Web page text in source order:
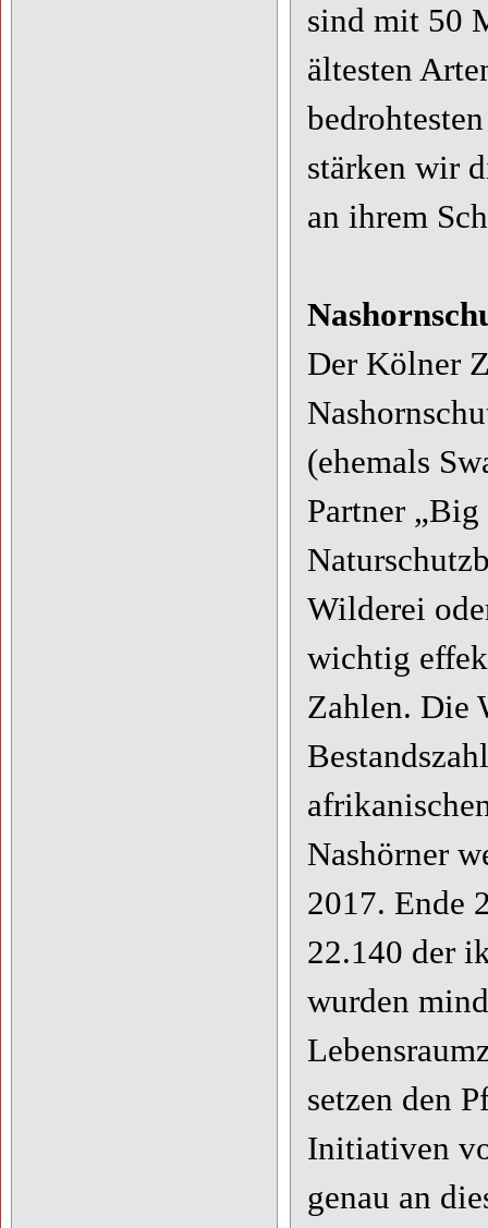
sind mit 50
ältesten
stärken wir
an ihrem
Der Kölner
(ehemals
Partner
Wilderei
wichtig
Zahlen. Die
Nashörner
2017. Ende
22.140 der
wurden
setzen den
Initiativen
genau an